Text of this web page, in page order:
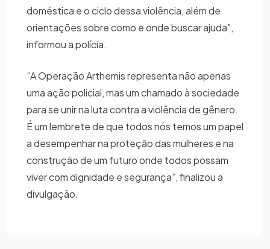
doméstica e o ciclo dessa violência, além de
orientações sobre como e onde buscar ajuda”,
informou a polícia.
“A Operação Arthemis representa não apenas
uma ação policial, mas um chamado à sociedade
para se unir na luta contra a violência de gênero.
É um lembrete de que todos nós temos um papel
a desempenhar na proteção das mulheres e na
construção de um futuro onde todos possam
viver com dignidade e segurança”, finalizou a
divulgação.